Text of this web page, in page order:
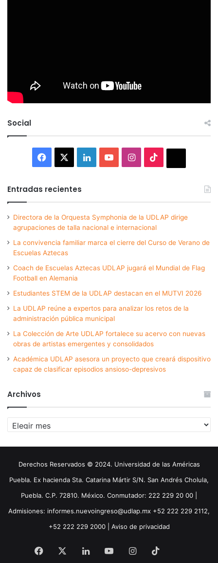
Social
Facebook LinkedInYouTubeInstagram
Entradas recientes
Directora de la Orquesta Symphonia de la UDLAP dirige
agrupaciones de talla nacional e internacional
La convivencia familiar marca el cierre del Curso de Verano de
Escuelas Aztecas
Coach de Escuelas Aztecas UDLAP jugará el Mundial de Flag
Football en Alemania
Estudiantes STEM de la UDLAP destacan en el MUTVI 2026
La UDLAP reúne a expertos para analizar los retos de la
administración pública municipal
La Colección de Arte UDLAP fortalece su acervo con nuevas
obras de artistas emergentes y consolidados
Académica UDLAP asesora un proyecto que creará dispositivo
capaz de clasificar episodios ansioso-depresivos
Archivos
Archivos
Derechos Reservados © 2024. Universidad de las Américas
Puebla. Ex hacienda Sta. Catarina Mártir S/N. San Andrés Cholula,
Puebla. C.P. 72810. México. Conmutador: 222 229 20 00 |
Admisiones: informes.nuevoingreso@udlap.mx +52 222 229 2112,
+52 222 229 2000 | Aviso de privacidad
Facebook LinkedInYouTubeInstagram